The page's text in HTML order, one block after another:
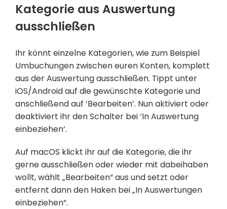
Kategorie aus Auswertung
ausschließen
Ihr könnt einzelne Kategorien, wie zum Beispiel
Umbuchungen zwischen euren Konten, komplett
aus der Auswertung ausschließen. Tippt unter
iOS/Android auf die gewünschte Kategorie und
anschließend auf ‘Bearbeiten’. Nun aktiviert oder
deaktiviert ihr den Schalter bei ‘In Auswertung
einbeziehen’.
Auf macOS klickt ihr auf die Kategorie, die ihr
gerne ausschließen oder wieder mit dabeihaben
wollt, wählt „Bearbeiten“ aus und setzt oder
entfernt dann den Haken bei „In Auswertungen
einbeziehen“.